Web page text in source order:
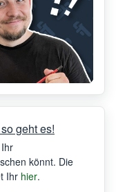
geht es!
könnt. Die
Ihr hier.